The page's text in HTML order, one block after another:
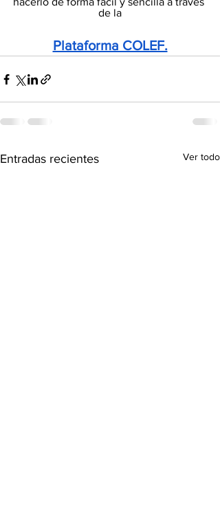
de la
Plataforma COLEF.
Entradas recientes Ver todo